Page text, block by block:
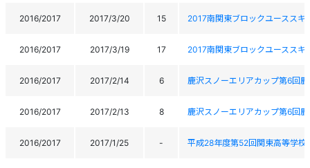
2016/2017 2017/3/20 15 2017南関東ブロックユーススキ
2016/2017 2017/3/19 17 2017南関東ブロックユーススキ
2016/2017 2017/2/14 6 鹿沢スノーエリアカップ第6回
2016/2017 2017/2/13 8 鹿沢スノーエリアカップ第6回
2016/2017 2017/1/25 - 平成28年度第52回関東高等学校